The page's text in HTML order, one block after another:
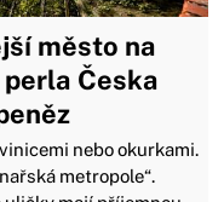
město na
Česka
nebo okurkami.
metropole“.